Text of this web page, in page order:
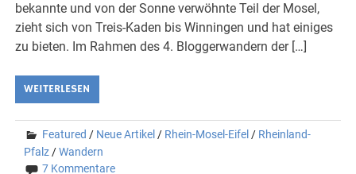
bekannte und von der Sonne verwöhnte Teil der Mosel,
zieht sich von Treis-Kaden bis Winningen und hat einiges
zu bieten. Im Rahmen des 4. Bloggerwandern der […]
WEITERLESEN
Featured / Neue Artikel / Rhein-Mosel-Eifel / Rheinland-
Pfalz /Wandern
7 Kommentare